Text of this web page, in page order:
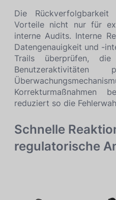
Die
Vorteile nicht nur für
interne Audits. Interne
Datengenauigkeit und -
Trails überprüfen, die
Benutzeraktivitäten
Korrekturmaßnahmen
reduziert so die
Schnelle
regulatorische